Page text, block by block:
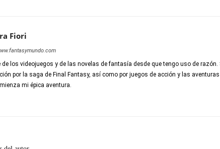
Fiori
de los videojuegos y de las novelas de fantasía desde que tengo uso de razón.
por la saga de Final Fantasy, así como por juegos de acción y las
mi épica aventura.